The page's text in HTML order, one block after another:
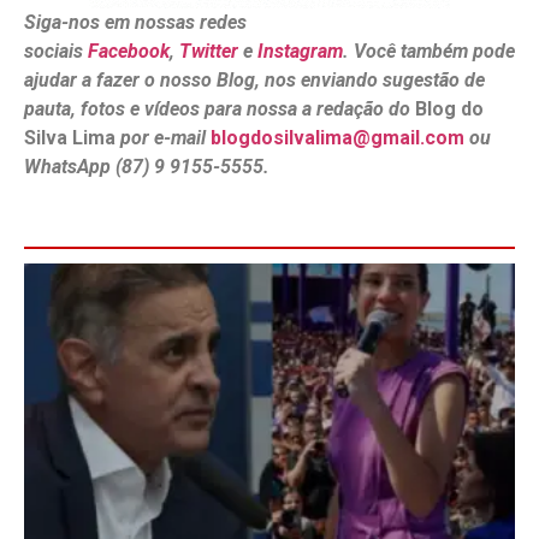
Siga-nos em nossas redes
sociais Facebook, Twitter e Instagram. Você também pode
ajudar a fazer o nosso Blog, nos enviando sugestão de
pauta, fotos e vídeos para nossa a redação do Blog do
Silva Lima por e-mail blogdosilvalima@gmail.com ou
WhatsApp (87) 9 9155-5555.